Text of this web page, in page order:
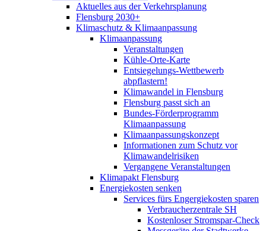
Aktuelles aus der Verkehrsplanung
Flensburg 2030+
Klimaschutz & Klimaanpassung
Klimaanpassung
Veranstaltungen
Kühle-Orte-Karte
Entsiegelungs-Wettbewerb
abpflastern!
Klimawandel in Flensburg
Flensburg passt sich an
Bundes-Förderprogramm
Klimaanpassung
Klimaanpassungskonzept
Informationen zum Schutz vor
Klimawandelrisiken
Vergangene Veranstaltungen
Klimapakt Flensburg
Energiekosten senken
Services fürs Engergiekosten sparen
Verbraucherzentrale SH
Kostenloser Stromspar-Check